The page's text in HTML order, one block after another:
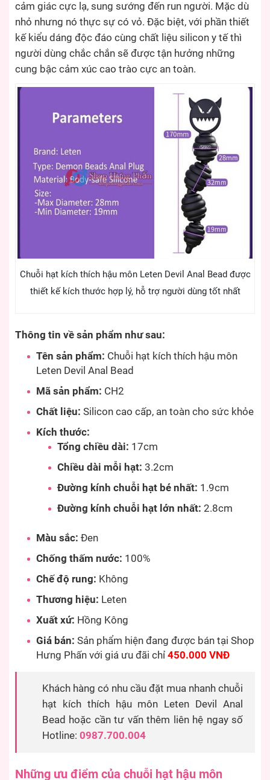
cảm giác cực lạ, sung sướng đến run người. Mặc dù
nhỏ nhưng nó thực sự có vỏ. Đặc biệt, với phần thiết
kế kiểu dáng độc đáo cùng chất liệu silicon y tế thì
người dùng chắc chắn sẽ được tận hưởng những
cung bậc cảm xúc cao trào cực an toàn.
Chuỗi hạt kích thích hậu môn Leten Devil Anal Bead được
thiết kế kích thước hợp lý, hỗ trợ người dùng tốt nhất
Thông tin về sản phẩm như sau:
Tên sản phẩm: Chuỗi hạt kích thích hậu môn
Leten Devil Anal Bead
Mã sản phẩm: CH2
Chất liệu: Silicon cao cấp, an toàn cho sức khỏe
Kích thước:
Tổng chiều dài: 17cm
Chiều dài mỗi hạt: 3.2cm
Đường kính chuỗi hạt bé nhất: 1.9cm
Đường kính chuỗi hạt lớn nhất: 2.8cm
Màu sắc: Đen
Chống thấm nước: 100%
Chế độ rung: Không
Thương hiệu: Leten
Xuất xứ: Hồng Kông
Giá bán: Sản phẩm hiện đang được bán tại Shop
Hưng Phấn với giá ưu đãi chỉ 450.000 VNĐ
Khách hàng có nhu cầu đặt mua nhanh chuỗi
hạt kích thích hậu môn Leten Devil Anal
Bead hoặc cần tư vấn thêm liên hệ ngay số
Hotline: 0987.700.004
Những ưu điểm của chuỗi hạt hậu môn